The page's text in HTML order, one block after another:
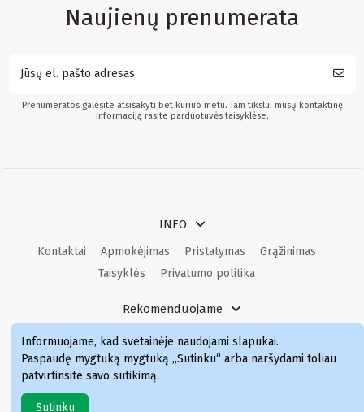
Naujienų prenumerata
Prenumeratos galėsite atsisakyti bet kuriuo metu. Tam tikslui mūsų kontaktinę
informaciją rasite parduotuvės taisyklėse.
INFO
Kontaktai Apmokėjimas Pristatymas
Grąžinimas
Taisyklės
Privatumo politika
Rekomenduojame
Kvepalai Kvepalai moterims
Kvepalai vyrams
Kvepalai moterims
Kvepalai
Informuojame, kad svetainėje naudojami slapukai.
Paspaudę mygtuką mygtuką „Sutinku“ arba naršydami toliau
patvirtinsite savo sutikimą.
Sutinku